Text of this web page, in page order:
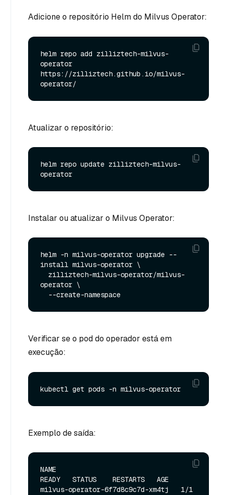
Adicione o repositório Helm do Milvus Operator:
helm repo add zilliztech-milvus-
operator
https://zilliztech.github.io/milvus-
Atualizar o repositório:
helm repo update zilliztech-milvus-
Instalar ou atualizar o Milvus Operator:
helm -n milvus-operator upgrade --
install milvus-operator \
operator \
Verificar se o pod do operador está em
execução:
Exemplo de saída:
NAME
READY   STATUS    RESTARTS   AGE
milvus-operator-6f7d8c9c7d-xm4tj   1/1